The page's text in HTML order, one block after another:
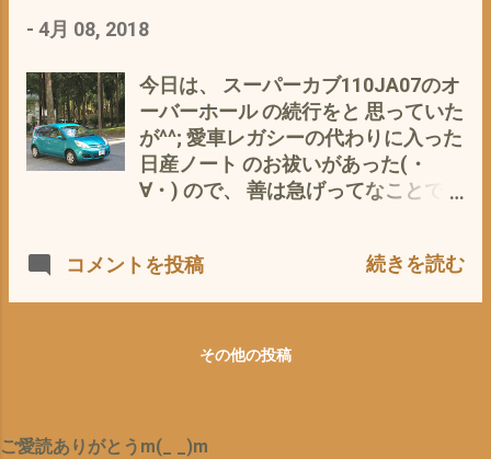
２００万を６０回（５年）だとして
も） その他、毎月、ガソリン0.5
万、駐車代1万、各種税金 0.2万
任意保険0.2万 条件により変動しま
すが^^; なんだかんだと、多分、 毎
月5万円 ほどになるかと つまり、１
月200円 自賠責保険 五年間だと、
０万 ５年ローン(ﾟ∀ﾟ) だとしても
月2500円 ガソリン代 月1000円
いたい、3000円 一日に換算すると
つまでも向きが変わらない。つまり
時間が続くんだ。 だからブレーキが
大切なんだ。ブレーキは、減速はも
ちろんだが、コーナーで向きを変え
るためでもある。正確には「向きが
変わるに至るまで十分に車速が落と
早くアクセルを開け、加速するか
つ。これができればより素早くアク
セルを開けられる。 とても簡単なこ
て、向きを変える。それだけのこと
- 4月 08, 2018
今日は、 スーパーカブ110JA07のオ
ーバーホール の続行をと 思っていた
が^^; 愛車レガシーの代わりに入った
日産ノート のお祓いがあった(・
∀・) ので、 善は急げってなことで、
実はこの神社、 滝行で全国的に有
月11日の夜8時から終了翌日の朝の2
加(ﾟ∀ﾟ) 何を隠そう私めも、3年
コメントを投稿 続きを読む
その他の投稿
ご愛読ありがとうm(_ _)m